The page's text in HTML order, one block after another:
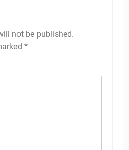
not be published.
*